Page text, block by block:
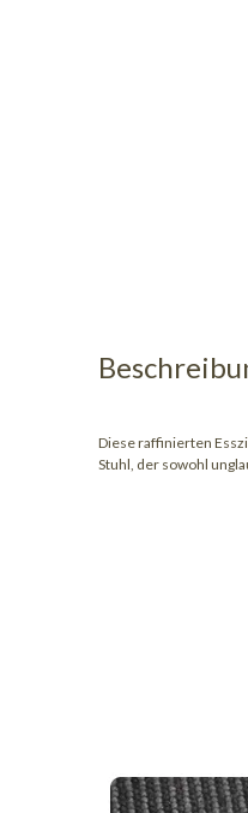
Diese raffinierten
Stuhl, der sowohl